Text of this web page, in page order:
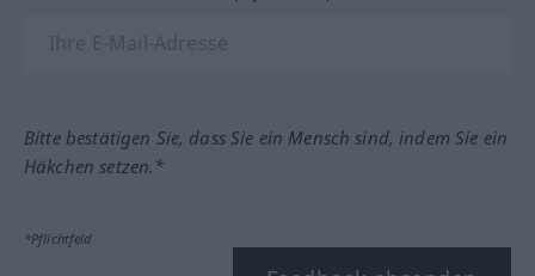
Bitte bestätigen Sie, dass Sie ein Mensch sind, indem Sie ein
Häkchen setzen.*
*Pflichtfeld